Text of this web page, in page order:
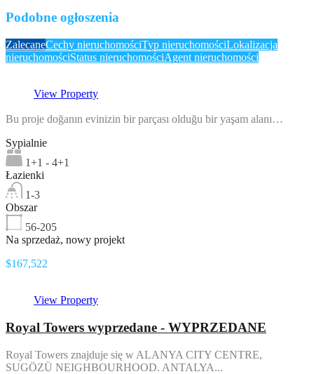
Podobne ogłoszenia
ZalecaneCechy nieruchomościTyp nieruchomościLokalizacja
nieruchomościStatus nieruchomościAgent nieruchomości
View Property
Bu proje doğanın evinizin bir parçası olduğu bir yaşam alanı…
Sypialnie
1+1 - 4+1
Łazienki
1-3
Obszar
56-205
Na sprzedaż, nowy projekt
$167,522
View Property
Royal Towers wyprzedane - WYPRZEDANE
Royal Towers znajduje się w ALANYA CITY CENTRE,
SUGÖZÜ NEIGHBOURHOOD. ANTALYA...